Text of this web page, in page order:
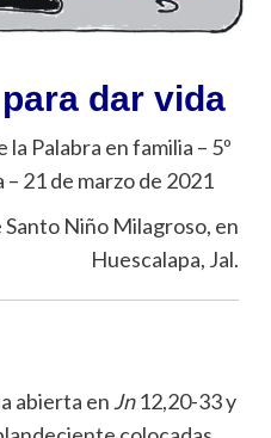
dar vida
Palabra en familia – 5º
21 de marzo de 2021
Santo Niño Milagroso, en
Huescalapa, Jal.
abierta en Jn12,20-33 y